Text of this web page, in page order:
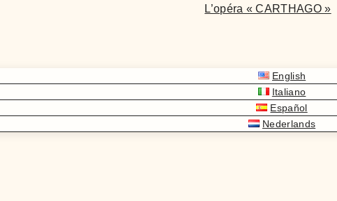
L’opéra « CARTHAGO »
English
Italiano
Español
Nederlands